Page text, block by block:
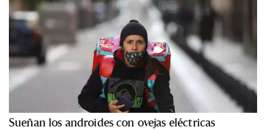
Sueñan los androides con ovejas eléctricas